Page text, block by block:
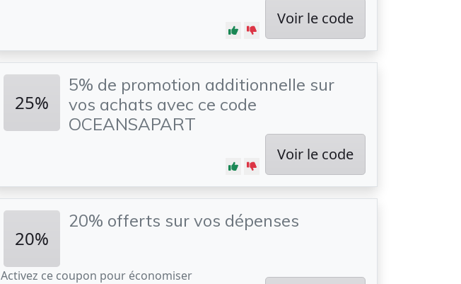
Voir le code
25%
5% de promotion additionnelle sur
vos achats avec ce code
OCEANSAPART
Voir le code
20%
20% offerts sur vos dépenses
Activez ce coupon pour économiser